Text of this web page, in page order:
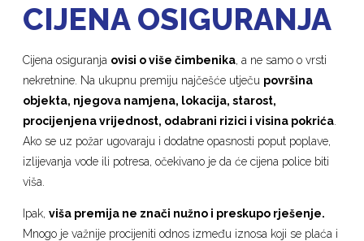
CIJENA OSIGURANJA
Cijena osiguranja ovisi o više čimbenika, a ne samo o vrsti
nekretnine. Na ukupnu premiju najčešće utječu površina
objekta, njegova namjena, lokacija, starost,
procijenjena vrijednost, odabrani rizici i visina pokrića
Ako se uz požar ugovaraju i dodatne opasnosti poput poplave,
izlijevanja vode ili potresa, očekivano je da će cijena police biti
viša.
Ipak,viša premija ne znači nužno i preskupo rješenje.
Mnogo je važnije procijeniti odnos između iznosa koji se plaća i